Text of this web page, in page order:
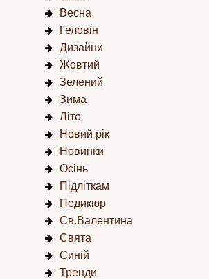
Весна
Геловін
Дизайни
Жовтий
Зелений
Зима
Літо
Новий рік
Новинки
Осінь
Підліткам
Педикюр
Св.Валентина
Свята
Синій
Тренди